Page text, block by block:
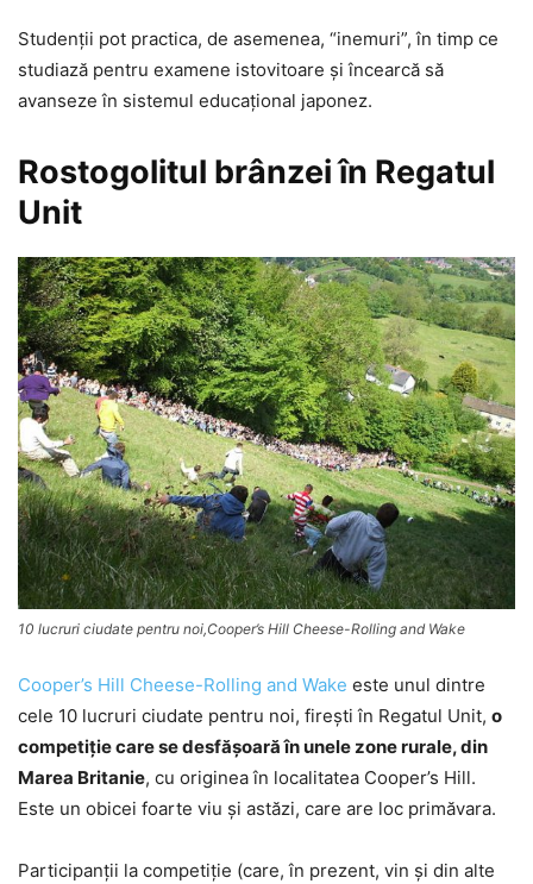
Studenții pot practica, de asemenea, “inemuri”, în timp ce
studiază pentru examene istovitoare și încearcă să
avanseze în sistemul educațional japonez.
Rostogolitul brânzei în Regatul
Unit
10 lucruri ciudate pentru noi,Cooper’s Hill Cheese-Rolling and Wake
Cooper’s Hill Cheese-Rolling and Wake este unul dintre
cele 10 lucruri ciudate pentru noi, fireşti în Regatul Unit, o
competiție care se desfăşoară în unele zone rurale, din
Marea Britanie, cu originea în localitatea Cooper’s Hill.
Este un obicei foarte viu şi astăzi, care are loc primăvara.
Participanţii la competiţie (care, în prezent, vin şi din alte